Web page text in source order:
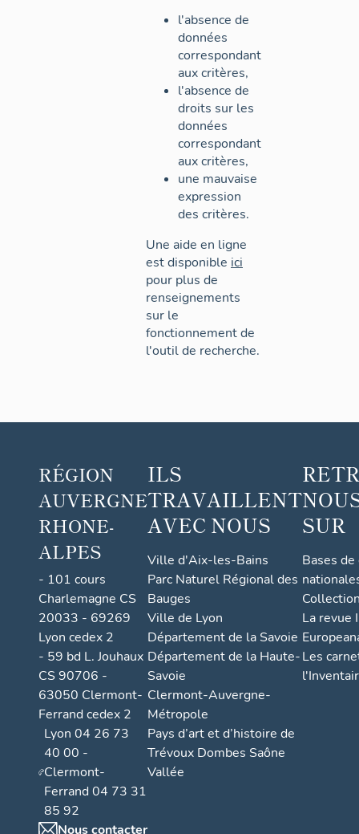
l'absence de
données
correspondant
aux critères,
l'absence de
droits sur les
données
correspondant
aux critères,
une mauvaise
expression
des critères.
Une aide en ligne
est disponible ici
pour plus de
renseignements
sur le
fonctionnement de
l'outil de recherche.
RÉGION
AUVERGNE
RHONE-
ALPES
- 101 cours
Charlemagne CS
20033 - 69269
Lyon cedex 2
- 59 bd L. Jouhaux
CS 90706 -
63050 Clermont-
Ferrand cedex 2
Lyon 04 26 73
40 00 -
Clermont-
Ferrand 04 73 31
85 92
Nous contacter
ILS
TRAVAILLENT
AVEC NOUS
Ville d'Aix-les-Bains
Parc Naturel Régional des
Bauges
Ville de Lyon
Département de la Savoie
Département de la Haute-
Savoie
Clermont-Auvergne-
Métropole
Pays d’art et d’histoire de
Trévoux Dombes Saône
Vallée
SUR
Bases
La revue
Les